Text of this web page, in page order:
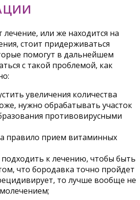
или же находится на
стоит придерживаться
помогут в дальнейшем
с такой проблемой, как
увеличения количества
нужно обрабатывать участок
противовирусными
правило прием витаминных
подходить к лечению, чтобы быть
что бородавка точно пройдет
то лучше вообще не